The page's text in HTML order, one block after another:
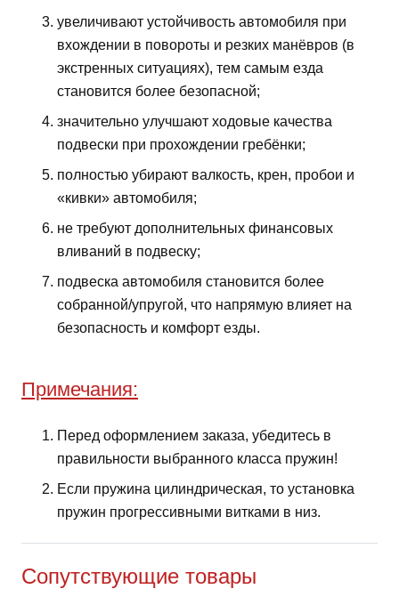
увеличивают устойчивость автомобиля при
вхождении в повороты и резких манёвров (в
экстренных ситуациях), тем самым езда
становится более безопасной;
значительно улучшают ходовые качества
подвески при прохождении гребёнки;
полностью убирают валкость, крен, пробои и
«кивки» автомобиля;
не требуют дополнительных финансовых
вливаний в подвеску;
подвеска автомобиля становится более
собранной/упругой, что напрямую влияет на
безопасность и комфорт езды.
Примечания:
Перед оформлением заказа, убедитесь в
правильности выбранного класса пружин!
Если пружина цилиндрическая, то установка
пружин прогрессивными витками в низ.
Сопутствующие товары